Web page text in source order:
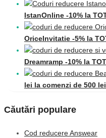
IstanOnline -10% la
OriceInvitatie -5% la
Dreamramp -10% la
lei la comenzi de 500
Căutări populare
Cod reducere Answear